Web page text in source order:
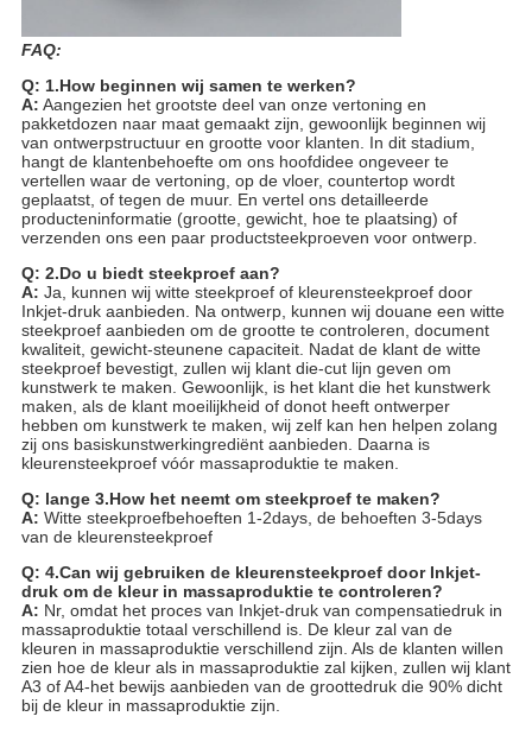
FAQ:
Q: 1.How beginnen wij samen te werken?
A: Aangezien het grootste deel van onze vertoning en
pakketdozen naar maat gemaakt zijn, gewoonlijk beginnen wij
van ontwerpstructuur en grootte voor klanten. In dit stadium,
hangt de klantenbehoefte om ons hoofdidee ongeveer te
vertellen waar de vertoning, op de vloer, countertop wordt
geplaatst, of tegen de muur. En vertel ons detailleerde
producteninformatie (grootte, gewicht, hoe te plaatsing) of
verzenden ons een paar productsteekproeven voor ontwerp.
Q: 2.Do u biedt steekproef aan?
A: Ja, kunnen wij witte steekproef of kleurensteekproef door
Inkjet-druk aanbieden. Na ontwerp, kunnen wij douane een witte
steekproef aanbieden om de grootte te controleren, document
kwaliteit, gewicht-steunene capaciteit. Nadat de klant de witte
steekproef bevestigt, zullen wij klant die-cut lijn geven om
kunstwerk te maken. Gewoonlijk, is het klant die het kunstwerk
maken, als de klant moeilijkheid of donot heeft ontwerper
hebben om kunstwerk te maken, wij zelf kan hen helpen zolang
zij ons basiskunstwerkingrediënt aanbieden. Daarna is
kleurensteekproef vóór massaproduktie te maken.
Q: lange 3.How het neemt om steekproef te maken?
A: Witte steekproefbehoeften 1-2days, de behoeften 3-5days
van de kleurensteekproef
Q: 4.Can wij gebruiken de kleurensteekproef door Inkjet-
druk om de kleur in massaproduktie te controleren?
A: Nr, omdat het proces van Inkjet-druk van compensatiedruk in
massaproduktie totaal verschillend is. De kleur zal van de
kleuren in massaproduktie verschillend zijn. Als de klanten willen
zien hoe de kleur als in massaproduktie zal kijken, zullen wij klant
A3 of A4-het bewijs aanbieden van de groottedruk die 90% dicht
bij de kleur in massaproduktie zijn.